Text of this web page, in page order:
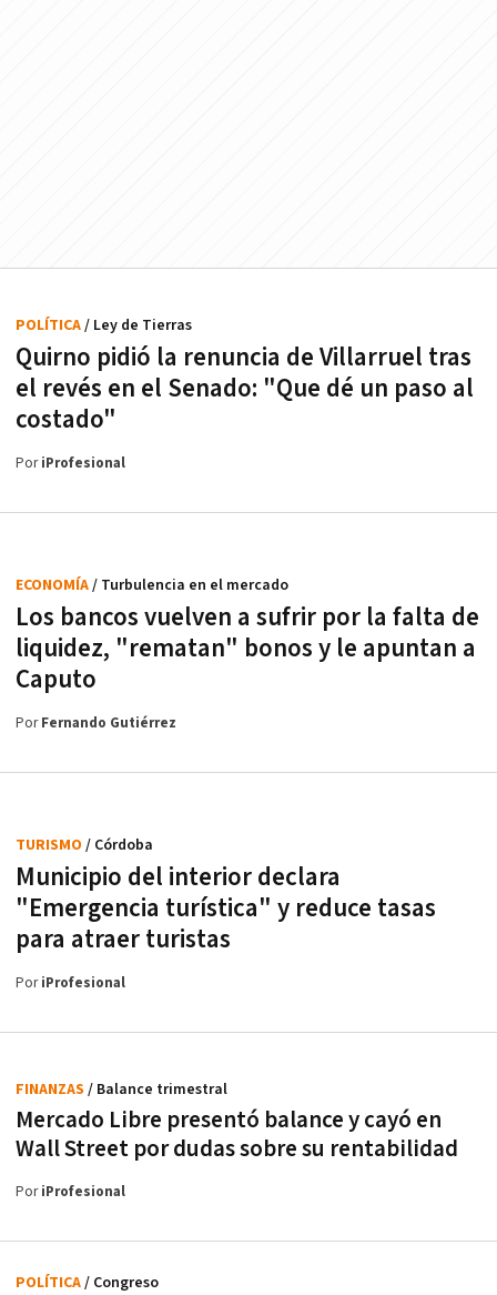
Quirno pidió la renuncia de Villarruel tras
el revés en el Senado: "Que dé un paso al
costado"
POLÍTICA/ Ley de Tierras
PoriProfesional
Los bancos vuelven a sufrir por la falta de
liquidez, "rematan" bonos y le apuntan a
Caputo
ECONOMÍA/ Turbulencia en el mercado
PorFernando Gutiérrez
Municipio del interior declara
"Emergencia turística" y reduce tasas
para atraer turistas
TURISMO / Córdoba
PoriProfesional
Mercado Libre presentó balance y cayó en
Wall Street por dudas sobre su rentabilidad
FINANZAS / Balance trimestral
PoriProfesional
POLÍTICA/ Congreso